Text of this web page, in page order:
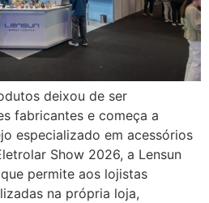
deixou de ser
fabricantes e começa a
especializado em acessórios
Show 2026, a Lensun
permite aos lojistas
na própria loja,